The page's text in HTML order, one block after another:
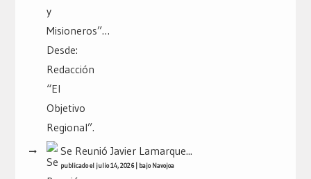
Se Reunió Javier Lamarque...
publicado el julio 14, 2026| bajoNavojoa